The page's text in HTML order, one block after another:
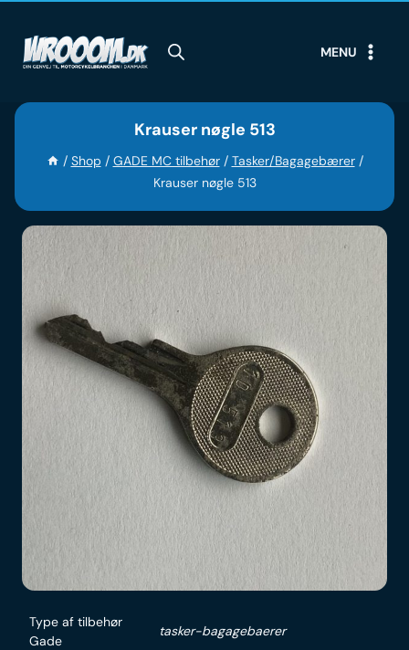
content
MENU
Krauser nøgle 513
/ Shop / GADE MC tilbehør / Tasker/Bagagebærer /
Krauser nøgle 513
Type af tilbehør
Gade
tasker-bagagebaerer